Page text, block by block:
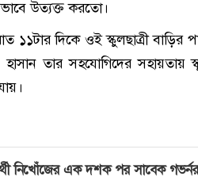
উত্যক্ত করতো।
১১টার দিকে ওই স্কুলছাত্রী বাড়ির
হাসান তার সহযোগিদের সহায়তায়
নিখোঁজের এক দশক পর সাবেক